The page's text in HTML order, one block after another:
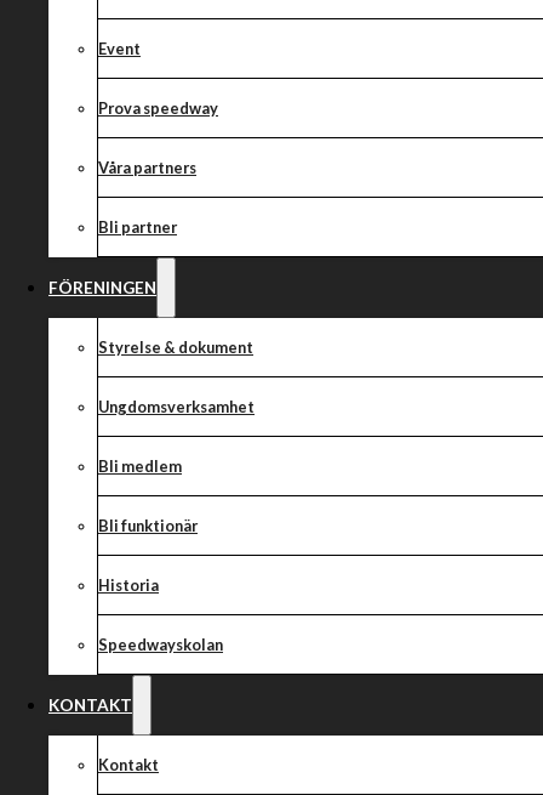
Event
Prova speedway
Våra partners
Bli partner
FÖRENINGEN
Styrelse & dokument
Ungdomsverksamhet
Bli medlem
Bli funktionär
Historia
Speedwayskolan
KONTAKT
Kontakt